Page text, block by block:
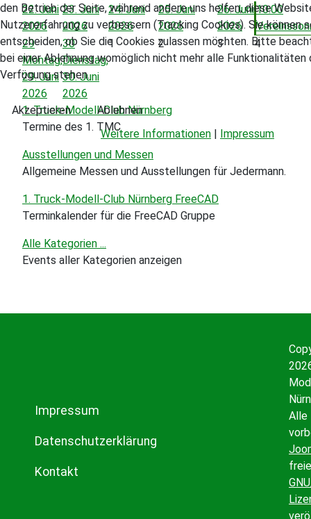
22. Juni
2026
23. Juni
2026
24. Juni
2026
25. Juni
2026
26. Juni
2026
10:00
29
Montag,
29. Juni
2026
30
Dienstag,
30. Juni
2026
1 2 3 4
1. Truck-Modell-Club Nürnberg
Termine des 1. TMC
Ausstellungen und Messen
Allgemeine Messen und Ausstellungen für Jedermann.
1. Truck-Modell-Club Nürnberg FreeCAD
Terminkalender für die FreeCAD Gruppe
Alle Kategorien ...
Events aller Kategorien anzeigen
Impressum
Datenschutzerklärung
Kontakt
Alle
den Betrieb der Seite, während andere uns helfen, diese
Nutzererfahrung zu verbessern (Tracking Cookies). Sie können
entscheiden, ob Sie die Cookies zulassen möchten. Bitte
bei einer Ablehnung womöglich nicht mehr alle Funktionalitäten
Verfügung stehen.
Akzeptieren
Ablehnen
Weitere Informationen | Impressum